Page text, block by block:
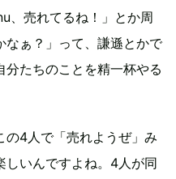
、売れてるね！」とか周
なぁ？」って、謙遜とかで
たちのことを精一杯やる
の4人で「売れようぜ」み
しいんですよね。4人が同